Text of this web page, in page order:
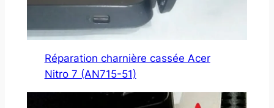
Réparation charnière cassée Acer
Nitro 7 (AN715-51)